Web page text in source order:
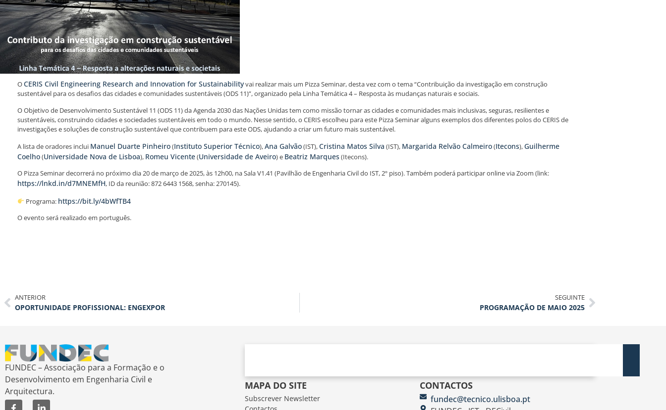
OCERIS Civil Engineering Research and Innovation for Sustainabilityvai realizar mais um Pizza Seminar, desta vez com o tema “Contribuição da investigação em construção
sustentável para os desafios das cidades e comunidades sustentáveis (ODS 11)”, organizado pela Linha Temática 4 – Resposta às mudanças naturais e sociais.
O Objetivo de Desenvolvimento Sustentável 11 (ODS 11) da Agenda 2030 das Nações Unidas tem como missão tornar as cidades e comunidades mais inclusivas, seguras, resilientes e
sustentáveis, construindo cidades e sociedades sustentáveis em todo o mundo. Nesse sentido, o CERIS escolheu para este Pizza Seminar alguns exemplos dos diferentes polos do CERIS de
investigações e soluções de construção sustentável que contribuem para este ODS, ajudando a criar um futuro mais sustentável.
A lista de oradores inclui Manuel Duarte Pinheiro(Instituto Superior Técnico),Ana Galvão(IST),Cristina Matos Silva (IST), Margarida Relvão Calmeiro(Itecons),Guilherme
Coelho(Universidade Nova de Lisboa), Romeu Vicente(Universidade de Aveiro) e Beatriz Marques(Itecons).
O Pizza Seminar decorrerá no próximo dia 20 de março de 2025, às 12h00, na Sala V1.41 (Pavilhão de Engenharia Civil do IST, 2º piso). Também poderá participar online via Zoom (link:
https://lnkd.in/d7MNEMfH, ID da reunião: 872 6443 1568, senha: 270145).
Programa: https://bit.ly/4bWfTB4
O evento será realizado em português.
ANTERIOR
OPORTUNIDADE PROFISSIONAL: ENGEXPOR
SEGUINTE
PROGRAMAÇÃO DE MAIO 2025
FUNDEC – Associação para a Formação e o
Desenvolvimento em Engenharia Civil e
Arquitectura.
MAPA DO SITE
Subscrever Newsletter
CONTACTOS
fundec@tecnico.ulisboa.pt